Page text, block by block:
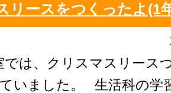
リースをつくったよ(1
では、クリスマスリース
いました。 生活科の学